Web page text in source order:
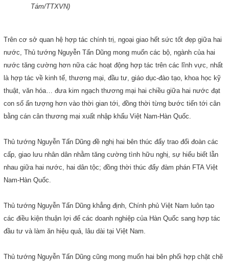
Tám/TTXVN)
Trên cơ sở quan hệ hợp tác chính trị, ngoại giao hết sức tốt đẹp giữa hai
nước, Thủ tướng Nguyễn Tấn Dũng mong muốn các bộ, ngành của hai
nước tăng cường hơn nữa các hoạt động hợp tác trên các lĩnh vực, nhất
là hợp tác về kinh tế, thương mại, đầu tư, giáo dục-đào tạo, khoa học kỹ
thuật, văn hóa… đưa kim ngạch thương mại hai chiều giữa hai nước đạt
con số ấn tượng hơn vào thời gian tới, đồng thời từng bước tiến tới cân
bằng cán cân thương mại xuất nhập khẩu Việt Nam-Hàn Quốc.
Thủ tướng Nguyễn Tấn Dũng đề nghị hai bên thúc đẩy trao đổi đoàn các
cấp, giao lưu nhân dân nhằm tăng cường tình hữu nghị, sự hiểu biết lẫn
nhau giữa hai nước, hai dân tộc; đồng thời thúc đẩy đàm phán FTA Việt
Nam-Hàn Quốc.
Thủ tướng Nguyễn Tấn Dũng khẳng định, Chính phủ Việt Nam luôn tạo
các điều kiện thuận lợi để các doanh nghiệp của Hàn Quốc sang hợp tác
đầu tư và làm ăn hiệu quả, lâu dài tại Việt Nam.
Thủ tướng Nguyễn Tấn Dũng cũng mong muốn hai bên phối hợp chặt chẽ